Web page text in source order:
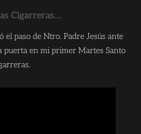
Cigarreras…
el paso de Ntro. Padre Jesús ante
puerta en mi primer Martes Santo